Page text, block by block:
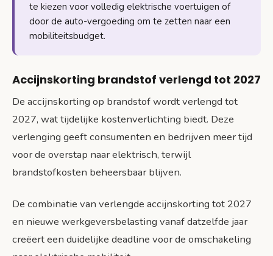
te kiezen voor volledig elektrische voertuigen of
door de auto-vergoeding om te zetten naar een
mobiliteitsbudget.
Accijnskorting brandstof verlengd tot 2027
De accijnskorting op brandstof wordt verlengd tot
2027, wat tijdelijke kostenverlichting biedt. Deze
verlenging geeft consumenten en bedrijven meer tijd
voor de overstap naar elektrisch, terwijl
brandstofkosten beheersbaar blijven.
De combinatie van verlengde accijnskorting tot 2027
en nieuwe werkgeversbelasting vanaf datzelfde jaar
creëert een duidelijke deadline voor de omschakeling